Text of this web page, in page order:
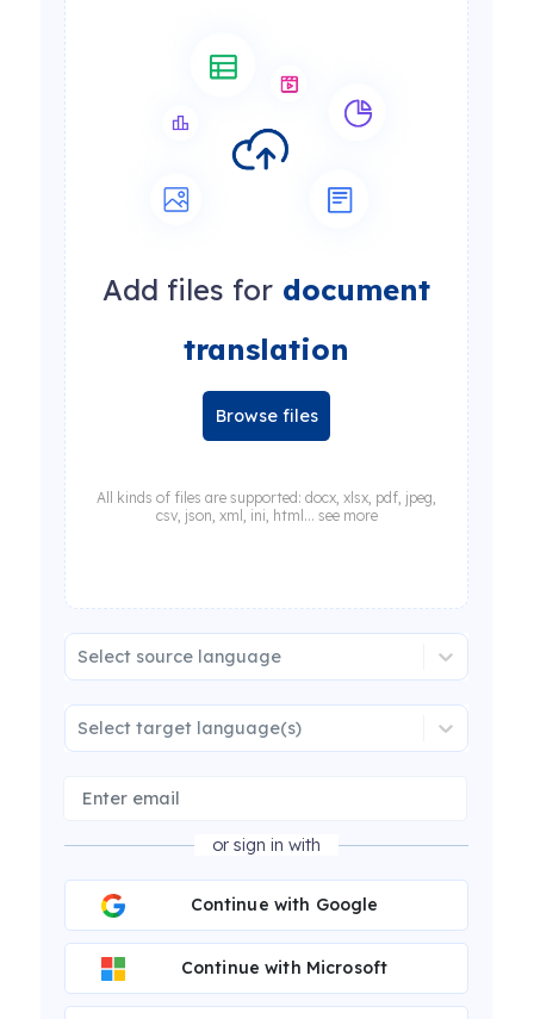
Add files for document
translation
Browse files
All kinds of files are supported: docx, xlsx, pdf, jpeg,
csv, json, xml, ini, html... see more
Select source language
Select target language(s)
or sign in with
Continue with Google
Continue with Microsoft